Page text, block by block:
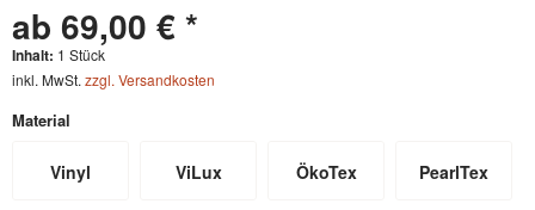
ab 69,00 € *
Inhalt: 1 Stück
inkl. MwSt. zzgl. Versandkosten
Material
Vinyl ViLux ÖkoTex PearlTex